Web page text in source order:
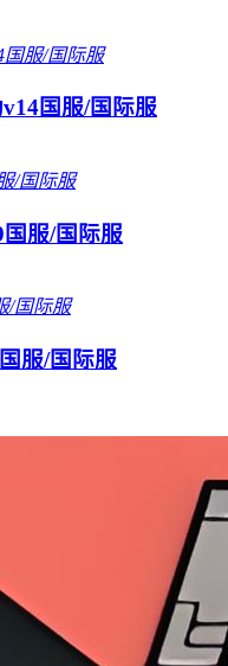
国服/国际服
服/国际服
服/国际服